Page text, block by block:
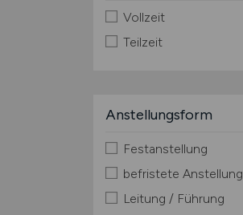
Vollzeit
Teilzeit
Anstellungsform
Festanstellung
befristete Anstellung
Leitung / Führung